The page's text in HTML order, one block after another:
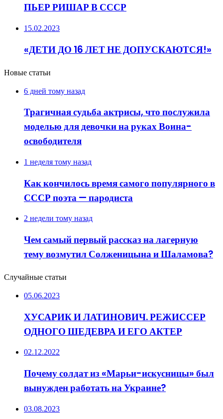
ПЬЕР РИШАР В СССР
15.02.2023
«ДЕТИ ДО 16 ЛЕТ НЕ ДОПУСКАЮТСЯ!»
Новые статьи
6 дней тому назад
Трагичная судьба актрисы, что послужила
моделью для девочки на руках Воина-
освободителя
1 неделя тому назад
Как кончилось время самого популярного в
СССР поэта — пародиста
2 недели тому назад
Чем самый первый рассказ на лагерную
тему возмутил Солженицына и Шаламова?
Случайные статьи
05.06.2023
ХУСАРИК И ЛАТИНОВИЧ. РЕЖИССЕР
ОДНОГО ШЕДЕВРА И ЕГО АКТЕР
02.12.2022
Почему солдат из «Марьи-искусницы» был
вынужден работать на Украине?
03.08.2023